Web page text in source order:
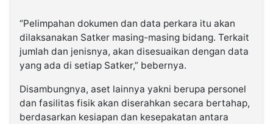
“Pelimpahan dokumen dan data perkara itu akan
dilaksanakan Satker masing-masing bidang. Terkait
jumlah dan jenisnya, akan disesuaikan dengan data
yang ada di setiap Satker,” bebernya.
Disambungnya, aset lainnya yakni berupa personel
dan fasilitas fisik akan diserahkan secara bertahap,
berdasarkan kesiapan dan kesepakatan antara